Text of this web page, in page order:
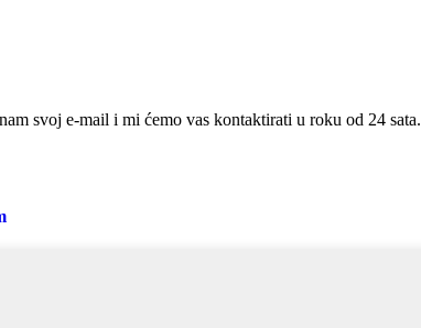
svoj e-mail i mi ćemo vas kontaktirati u roku od 24 sata.